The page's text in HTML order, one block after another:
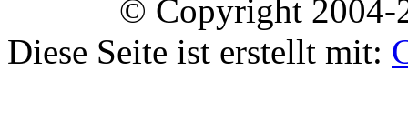
© Copyright 2004-
Diese Seite ist erstellt mit: